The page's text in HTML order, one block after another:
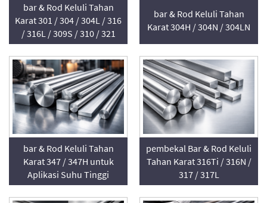
bar & Rod Keluli Tahan
Karat 301 / 304 / 304L / 316
/ 316L / 309S / 310 / 321
bar & Rod Keluli Tahan
Karat 304H / 304N / 304LN
bar & Rod Keluli Tahan
Karat 347 / 347H untuk
Aplikasi Suhu Tinggi
pembekal Bar & Rod Keluli
Tahan Karat 316Ti / 316N /
317 / 317L